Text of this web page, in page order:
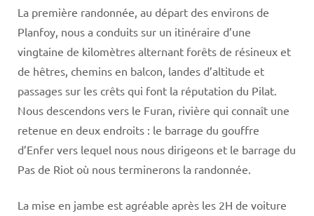
La première randonnée, au départ des environs de
Planfoy, nous a conduits sur un itinéraire d’une
vingtaine de kilomètres alternant forêts de résineux et
de hêtres, chemins en balcon, landes d’altitude et
passages sur les crêts qui font la réputation du Pilat.
Nous descendons vers le Furan, rivière qui connaît une
retenue en deux endroits : le barrage du gouffre
d’Enfer vers lequel nous nous dirigeons et le barrage du
Pas de Riot où nous terminerons la randonnée.
La mise en jambe est agréable après les 2H de voiture